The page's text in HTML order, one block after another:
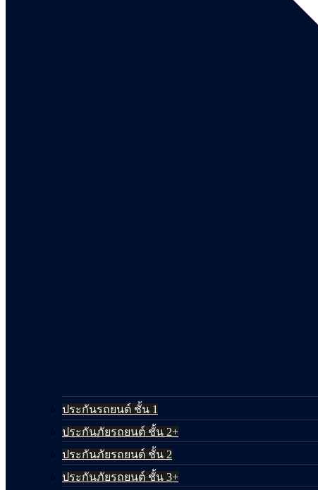
ประกันรถยนต์ ชั้น 1
ประกันภัยรถยนต์ ชั้น 2+
ประกันภัยรถยนต์ ชั้น 2
ประกันภัยรถยนต์ ชั้น 3+